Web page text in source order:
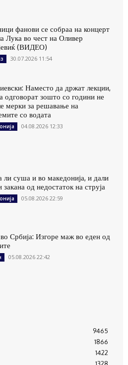
фанови се собраа на концерт
Лука во чест на Оливер
(ВИДЕО)
30.07.2026 11:54
Наместо да држат лекции,
одговорат зошто со години не
мерки за решавање на
со водата
04.08.2026 12:33
ли суша и во македонија, и дали
закана од недостаток на струја
05.08.2026 22:59
Србија: Изгоре маж во еден од
05.08.2026 22:42
9465
1866
1422